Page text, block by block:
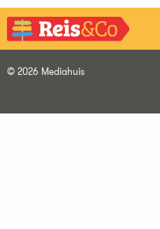
© 2026 Mediahuis